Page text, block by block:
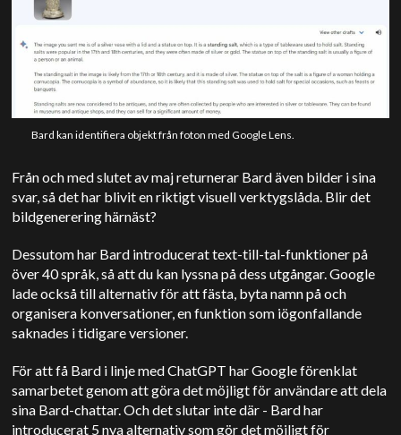
Bard kan identifiera objekt från foton med Google Lens.
Från och med slutet av maj returnerar Bard även bilder i sina
svar, så det har blivit en riktigt visuell verktygslåda. Blir det
bildgenerering härnäst?
Dessutom har Bard introducerat text-till-tal-funktioner på
över 40 språk, så att du kan lyssna på dess utgångar. Google
lade också till alternativ för att fästa, byta namn på och
organisera konversationer, en funktion som iögonfallande
saknades i tidigare versioner.
För att få Bard i linje med ChatGPT har Google förenklat
samarbetet genom att göra det möjligt för användare att dela
sina Bard-chattar. Och det slutar inte där - Bard har
introducerat 5 nya alternativ som gör det möjligt för